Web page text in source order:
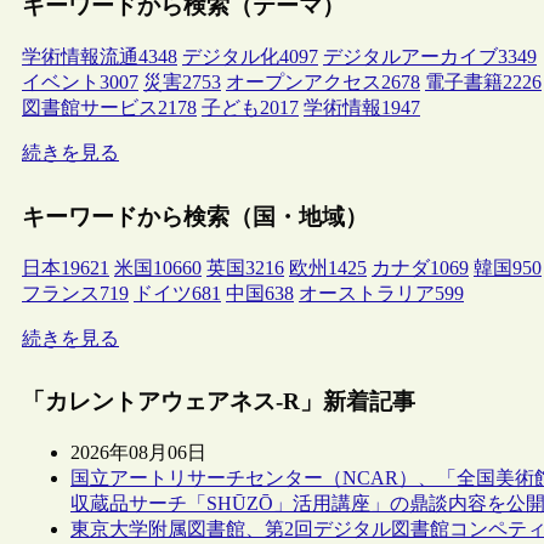
キーワードから検索（テーマ）
学術情報流通4348 デジタル化4097 デジタルアーカイブ3349
イベント 3007 災害2753 オープンアクセス2678 電子書籍2226
図書館サービス2178 子ども2017 学術情報1947
続きを見る
キーワードから検索（国・地域）
日本19621 米国 10660 英国3216 欧州 1425 カナダ1069 韓国950
フランス719 ドイツ681 中国638 オーストラリア599
続きを見る
「カレントアウェアネス-R」新着記事
2026年08月06日
国立アートリサーチセンター（NCAR）、「全国美術
収蔵品サーチ「SHŪZŌ」活用講座」の鼎談内容を公開
東京大学附属図書館、第2回デジタル図書館コンペティ